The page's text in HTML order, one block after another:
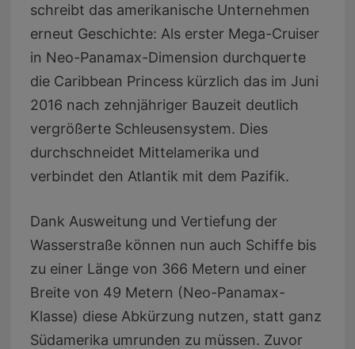
schreibt das amerikanische Unternehmen
erneut Geschichte: Als erster Mega-Cruiser
in Neo-Panamax-Dimension durchquerte
die Caribbean Princess kürzlich das im Juni
2016 nach zehnjähriger Bauzeit deutlich
vergrößerte Schleusensystem. Dies
durchschneidet Mittelamerika und
verbindet den Atlantik mit dem Pazifik.
Dank Ausweitung und Vertiefung der
Wasserstraße können nun auch Schiffe bis
zu einer Länge von 366 Metern und einer
Breite von 49 Metern (Neo-Panamax-
Klasse) diese Abkürzung nutzen, statt ganz
Südamerika umrunden zu müssen. Zuvor